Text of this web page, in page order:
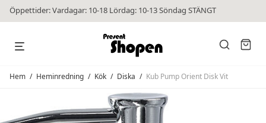
Öppettider: Vardagar: 10-18 Lördag: 10-13 Söndag STÄNGT
Hem / Heminredning / Kök / Diska / Kub Pump Orient Disk Vit